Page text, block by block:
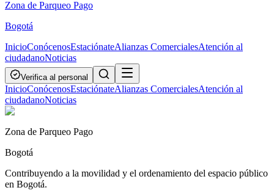
Zona de Parqueo Pago
Bogotá
InicioConócenosEstaciónateAlianzas ComercialesAtención al
ciudadanoNoticias
Verifica al personal
InicioConócenosEstaciónateAlianzas ComercialesAtención al
ciudadanoNoticias
Zona de Parqueo Pago
Bogotá
Contribuyendo a la movilidad y el ordenamiento del espacio público
en Bogotá.